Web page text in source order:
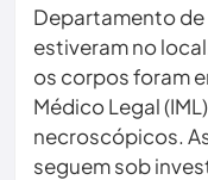
Departamento de
estiveram no
os corpos foram
Médico Legal
necroscópicos.
seguem sob